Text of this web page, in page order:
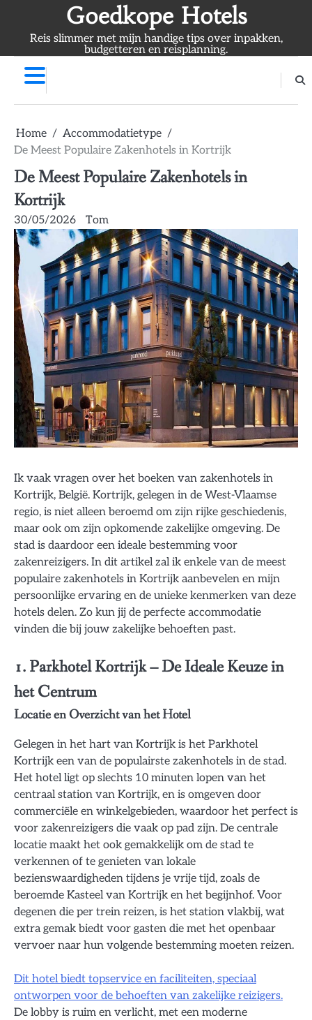
content
Goedkope Hotels
Reis slimmer met mijn handige tips over inpakken,
budgetteren en reisplanning.
Home
Accommodatietype
De Meest Populaire Zakenhotels in Kortrijk
De Meest Populaire Zakenhotels in
Kortrijk
30/05/2026 Tom
Ik vaak vragen over het boeken van zakenhotels in
Kortrijk, België. Kortrijk, gelegen in de West-Vlaamse
regio, is niet alleen beroemd om zijn rijke geschiedenis,
maar ook om zijn opkomende zakelijke omgeving. De
stad is daardoor een ideale bestemming voor
zakenreizigers. In dit artikel zal ik enkele van de meest
populaire zakenhotels in Kortrijk aanbevelen en mijn
persoonlijke ervaring en de unieke kenmerken van deze
hotels delen. Zo kun jij de perfecte accommodatie
vinden die bij jouw zakelijke behoeften past.
1. Parkhotel Kortrijk – De Ideale Keuze in
het Centrum
Locatie en Overzicht van het Hotel
Gelegen in het hart van Kortrijk is het Parkhotel
Kortrijk een van de populairste zakenhotels in de stad.
Het hotel ligt op slechts 10 minuten lopen van het
centraal station van Kortrijk, en is omgeven door
commerciële en winkelgebieden, waardoor het perfect is
voor zakenreizigers die vaak op pad zijn. De centrale
locatie maakt het ook gemakkelijk om de stad te
verkennen of te genieten van lokale
bezienswaardigheden tijdens je vrije tijd, zoals de
beroemde Kasteel van Kortrijk en het begijnhof. Voor
degenen die per trein reizen, is het station vlakbij, wat
extra gemak biedt voor gasten die met het openbaar
vervoer naar hun volgende bestemming moeten reizen.
Dit hotel biedt topservice en faciliteiten, speciaal
ontworpen voor de behoeften van zakelijke reizigers.
De lobby is ruim en verlicht, met een moderne